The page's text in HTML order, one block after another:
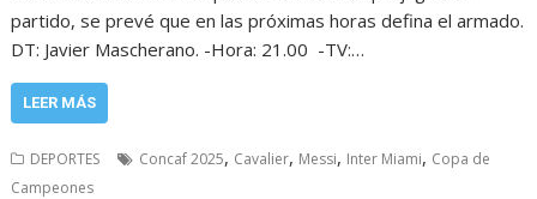
partido, se prevé que en las próximas horas defina el armado.
DT: Javier Mascherano. -Hora: 21.00 -TV:…
LEER MÁS
DEPORTES Concaf 2025, Cavalier, Messi, Inter Miami, Copa de
Campeones